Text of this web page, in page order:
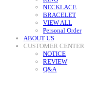
NECKLACE
BRACELET
VIEW ALL
Personal Order
ABOUT US
CUSTOMER CENTER
NOTICE
REVIEW
Q&A